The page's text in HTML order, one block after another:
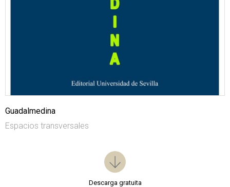
Guadalmedina
Espacios transversales
Descarga gratuita